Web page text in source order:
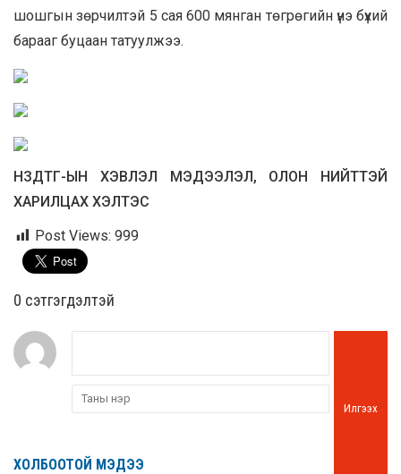
шошгын зөрчилтэй 5 сая 600 мянган төгрөгийн үнэ бүхий
барааг буцаан татуулжээ.
НЗДТГ-ЫН ХЭВЛЭЛ МЭДЭЭЛЭЛ, ОЛОН НИЙТТЭЙ
ХАРИЛЦАХ ХЭЛТЭС
Post Views: 999
0 cэтгэгдэлтэй
Илгээх
ХОЛБООТОЙ МЭДЭЭ